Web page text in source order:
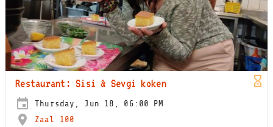
Restaurant: Sisi & Sevgi koken
Thursday, Jun 18, 06:00 PM
Zaal 100